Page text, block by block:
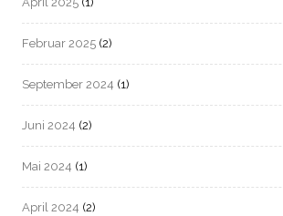
Februar 2025 (2)
September 2024 (1)
Juni 2024 (2)
Mai 2024 (1)
April 2024 (2)